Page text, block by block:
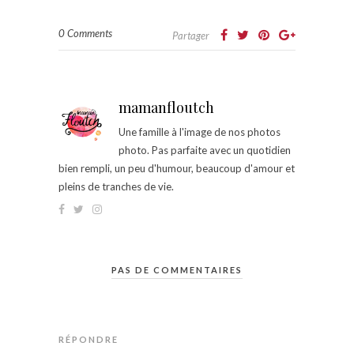
0 Comments Partager
mamanfloutch
Une famille à l'image de nos photos
photo. Pas parfaite avec un quotidien
bien rempli, un peu d'humour, beaucoup d'amour et
pleins de tranches de vie.
PAS DE COMMENTAIRES
RÉPONDRE